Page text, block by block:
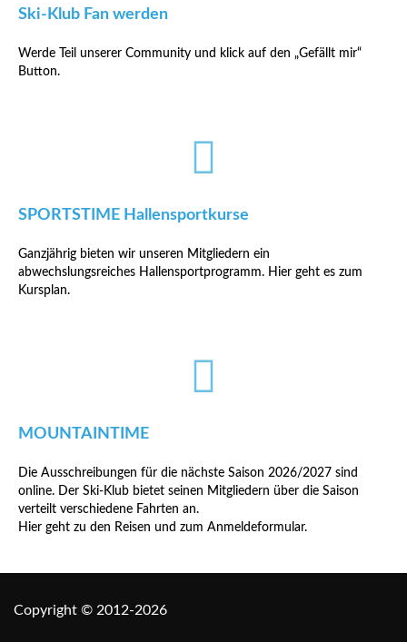
Ski-Klub Fan werden
Werde Teil unserer Community und klick auf den „Gefällt mir“
Button.
SPORTSTIME Hallensportkurse
Ganzjährig bieten wir unseren Mitgliedern ein
abwechslungsreiches Hallensportprogramm. Hier geht es zum
Kursplan.
MOUNTAINTIME
Die Ausschreibungen für die nächste Saison 2026/2027 sind
online. Der Ski-Klub bietet seinen Mitgliedern über die Saison
verteilt verschiedene Fahrten an.
Hier geht zu den Reisen und zum Anmeldeformular.
Copyright © 2012-2026